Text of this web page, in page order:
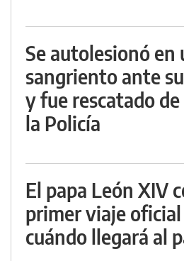
Se autolesionó en
sangriento ante
y fue rescatado
la Policía
El papa León XIV
primer viaje
cuándo llegará al